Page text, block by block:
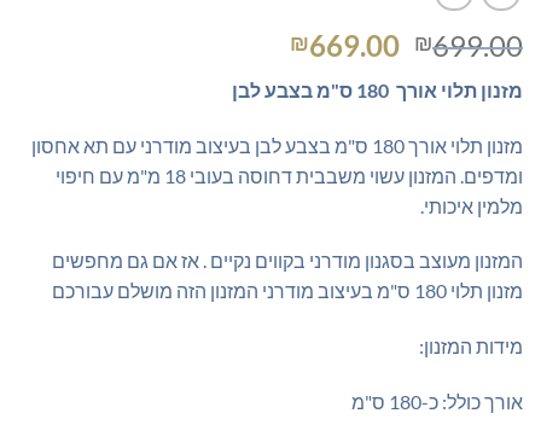
₪699.00
המחיר
היה:
₪669.00
הוא:
₪669.00.
מזנון תלוי אורך 180 ס"מ בצבע לבן
מזנון תלוי אורך 180 ס"מ בצבע לבן בעיצוב מודרני עם תא אחסון
ומדפים. המזנון עשוי משבבית דחוסה בעובי 18 מ"מ עם חיפוי
מלמין איכותי.
המזנון מעוצב בסגנון מודרני בקווים נקיים . אז אם גם מחפשים
מזנון תלוי 180 ס"מ בעיצוב מודרני המזנון הזה מושלם עבורכם
מידות המזנון:
אורך כולל: כ-180 ס"מ